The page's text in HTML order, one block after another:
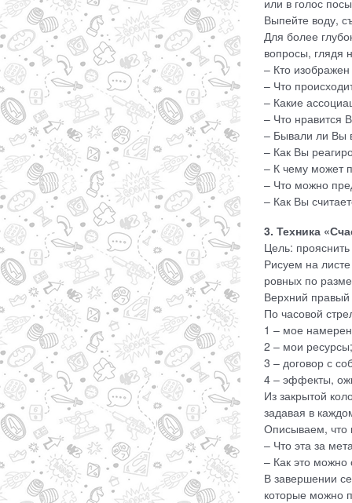
Выпейте воду,
Для более
вопросы, глядя
– Кто изображен
– Что
– Какие
– Что нравится
– Бывали ли Вы
– Как Вы
– К чему может
– Что можно
– Как Вы
3. Техника
Цель:
Рисуем на
ровных по
Верхний
По часовой
1 – мое
2 – мои ресурсы;
3 – договор с
4 – эффекты,
Из закрытой
задавая в
Описываем, что
– Что эта за
– Как это можно
В завершении
которые можно